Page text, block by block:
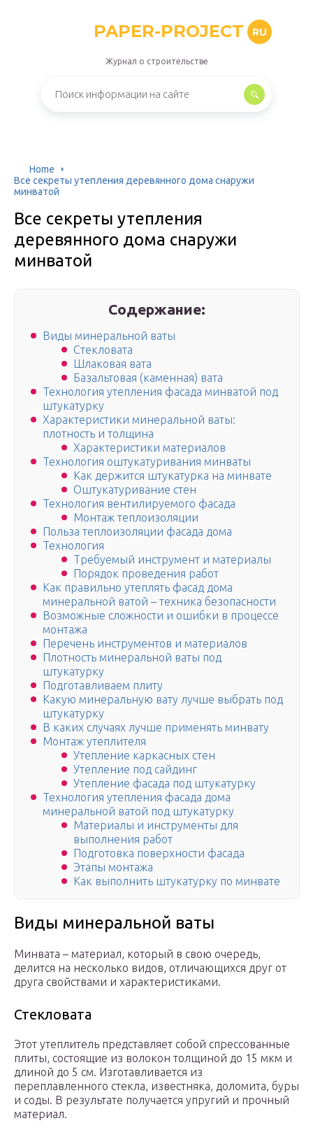
PAPER-PROJECT RU
Журнал о строительстве
Home
Все секреты утепления деревянного дома снаружи
минватой
Все секреты утепления
деревянного дома снаружи
минватой
Содержание:
Виды минеральной ваты
Стекловата
Шлаковая вата
Базальтовая (каменная) вата
Технология утепления фасада минватой под
штукатурку
Характеристики минеральной ваты:
плотность и толщина
Характеристики материалов
Технология оштукатуривания минваты
Как держится штукатурка на минвате
Оштукатуривание стен
Технология вентилируемого фасада
Монтаж теплоизоляции
Польза теплоизоляции фасада дома
Технология
Требуемый инструмент и материалы
Порядок проведения работ
Как правильно утеплять фасад дома
минеральной ватой – техника безопасности
Возможные сложности и ошибки в процессе
монтажа
Перечень инструментов и материалов
Плотность минеральной ваты под
штукатурку
Подготавливаем плиту
Какую минеральную вату лучше выбрать под
штукатурку
В каких случаях лучше применять минвату
Монтаж утеплителя
Утепление каркасных стен
Утепление под сайдинг
Утепление фасада под штукатурку
Технология утепления фасада дома
минеральной ватой под штукатурку
Материалы и инструменты для
выполнения работ
Подготовка поверхности фасада
Этапы монтажа
Как выполнить штукатурку по минвате
Виды минеральной ваты
Минвата – материал, который в свою очередь,
делится на несколько видов, отличающихся друг от
друга свойствами и характеристиками.
Стекловата
Этот утеплитель представляет собой спрессованные
плиты, состоящие из волокон толщиной до 15 мкм и
длиной до 5 см. Изготавливается из
переплавленного стекла, известняка, доломита, буры
и соды. В результате получается упругий и прочный
материал.